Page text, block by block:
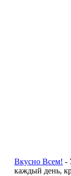
Вкусно Всем! -
каждый день,